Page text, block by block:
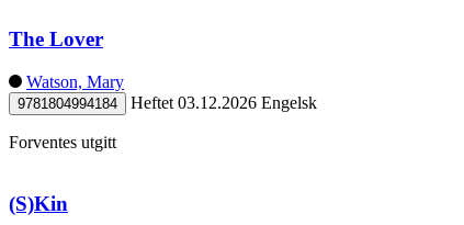
The Lover
Watson, Mary
9781804994184 Heftet 03.12.2026 Engelsk
Forventes utgitt
(S)Kin